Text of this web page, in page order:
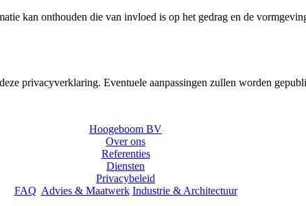
kan onthouden die van invloed is op het gedrag en de
privacyverklaring. Eventuele aanpassingen zullen worden
Hoogeboom BV
Over ons
Referenties
Diensten
Privacybeleid
FAQ Advies & Maatwerk Industrie & Architectuur